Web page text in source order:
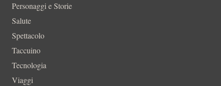
Personaggi e Storie
Salute
Spettacolo
Taccuino
Tecnologia
Viaggi